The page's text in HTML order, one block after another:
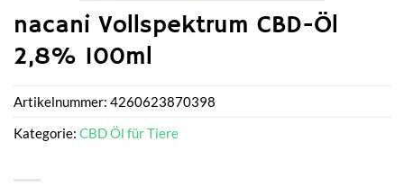
nacani Vollspektrum CBD-Öl
2,8% 100ml
Artikelnummer: 4260623870398
Kategorie: CBD Öl für Tiere